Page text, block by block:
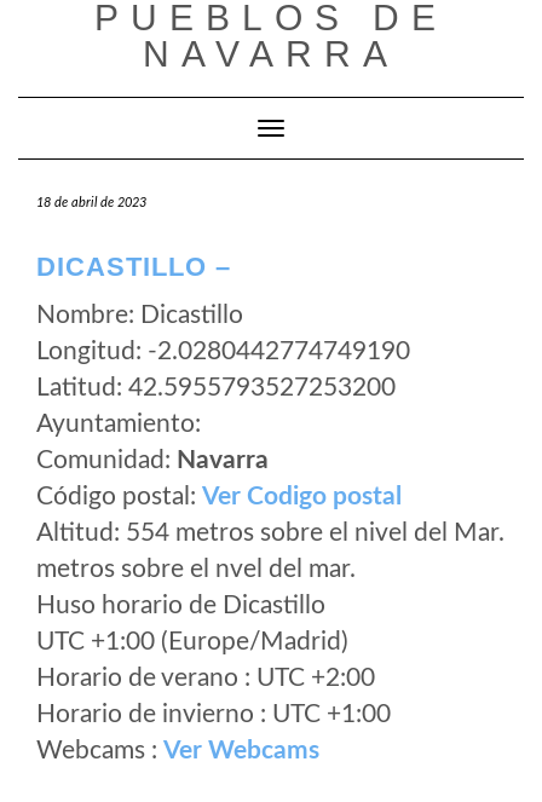
PUEBLOS DE
NAVARRA
Cambiar modo de navegación
18 de abril de 2023
DICASTILLO –
Nombre: Dicastillo
Longitud: -2.0280442774749190
Latitud: 42.5955793527253200
Ayuntamiento:
Comunidad: Navarra
Código postal: Ver Codigo postal
Altitud: 554 metros sobre el nivel del Mar.
metros sobre el nvel del mar.
Huso horario de Dicastillo
UTC +1:00 (Europe/Madrid)
Horario de verano : UTC +2:00
Horario de invierno : UTC +1:00
Webcams : Ver Webcams